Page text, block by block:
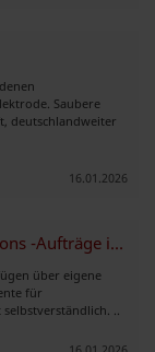
Saubere
deutschlandweiter
16.01.2026
Slowenische Firma sucht Elektroinstallations -Aufträge in DE
über eigene
für
..
16.01.2026